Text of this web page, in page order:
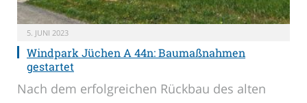
5. JUNI 2023
Windpark Jüchen A 44n: Baumaßnahmen
gestartet
Nach dem erfolgreichen Rückbau des alten